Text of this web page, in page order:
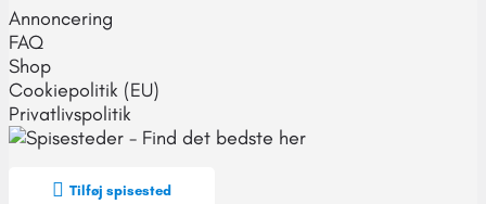
Annoncering
FAQ
Shop
Cookiepolitik (EU)
Privatlivspolitik
Tilføj spisested